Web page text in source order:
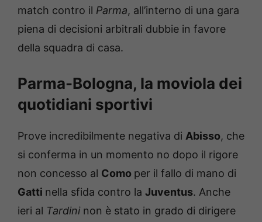
match contro il Parma, all’interno di una gara
piena di decisioni arbitrali dubbie in favore
della squadra di casa.
Parma-Bologna, la moviola dei
quotidiani sportivi
Prove incredibilmente negativa di Abisso, che
si conferma in un momento no dopo il rigore
non concesso al Como per il fallo di mano di
Gatti nella sfida contro la Juventus. Anche
ieri al Tardini non è stato in grado di dirigere